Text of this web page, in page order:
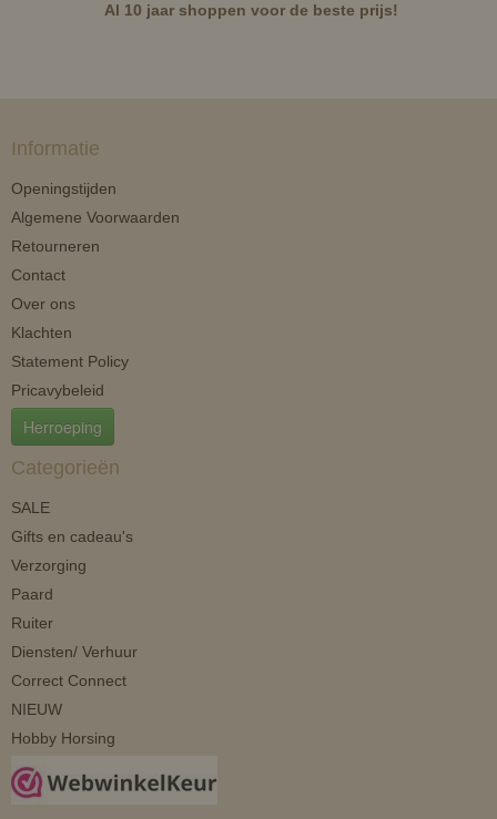
Al 10 jaar shoppen voor de beste prijs!
Informatie
Openingstijden
Algemene Voorwaarden
Retourneren
Contact
Over ons
Klachten
Statement Policy
Pricavybeleid
Herroeping
Categorieën
SALE
Gifts en cadeau's
Verzorging
Paard
Ruiter
Diensten/ Verhuur
Correct Connect
NIEUW
Hobby Horsing